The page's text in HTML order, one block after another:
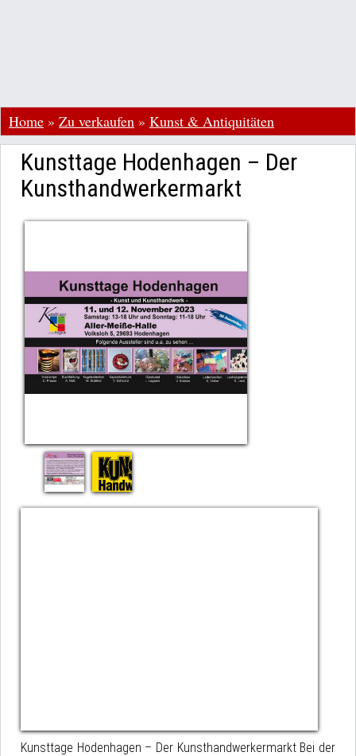
Home » Zu verkaufen » Kunst & Antiquitäten
Kunsttage Hodenhagen – Der
Kunsthandwerkermarkt
Kunsttage Hodenhagen – Der Kunsthandwerkermarkt Bei der